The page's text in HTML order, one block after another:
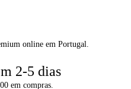
online em Portugal.
2-5 dias
em compras.